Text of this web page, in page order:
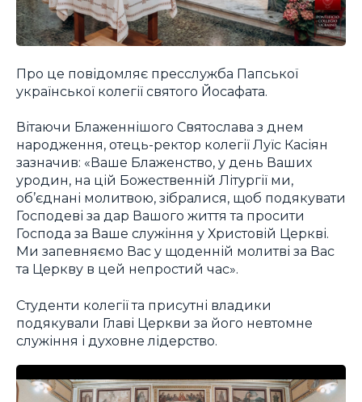
Про це повідомляє пресслужба Папської
української колегії святого Йосафата.
Вітаючи Блаженнішого Святослава з днем
народження, отець-ректор колегії Луїс Касіян
зазначив: «Ваше Блаженство, у день Ваших
уродин, на цій Божественній Літургії ми,
об’єднані молитвою, зібралися, щоб подякувати
Господеві за дар Вашого життя та просити
Господа за Ваше служіння у Христовій Церкві.
Ми запевняємо Вас у щоденній молитві за Вас
та Церкву в цей непростий час».
Студенти колегії та присутні владики
подякували Главі Церкви за його невтомне
служіння і духовне лідерство.